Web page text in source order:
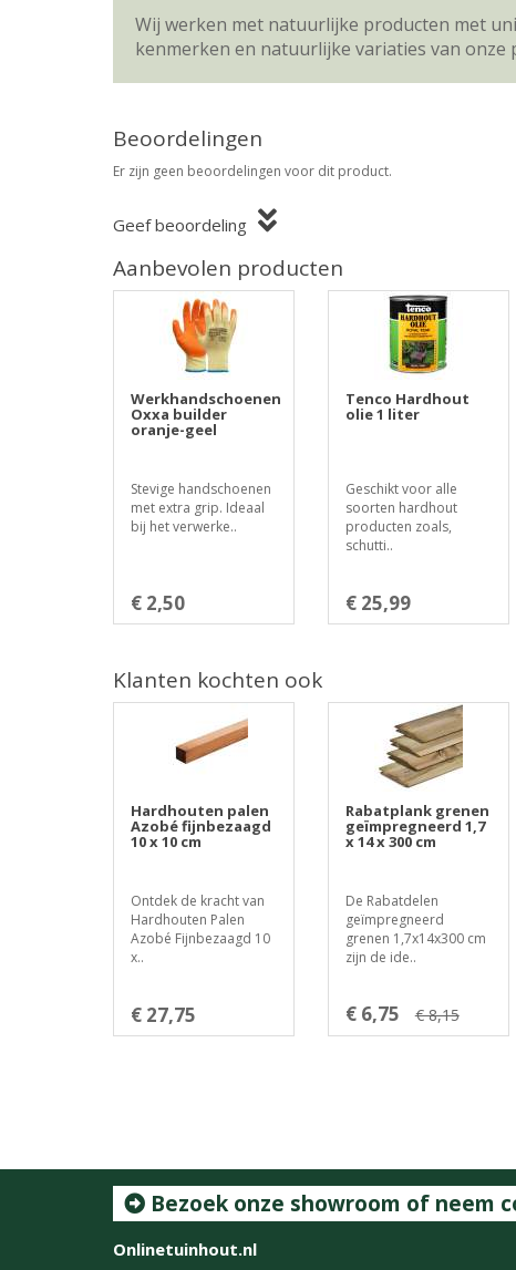
Wij werken met natuurlijke producten met
kenmerken en natuurlijke variaties van onze
Beoordelingen
Er zijn geen beoordelingen voor dit product.
Geef beoordeling
Aanbevolen producten
Werkhandschoenen
Oxxa builder
oranje-geel
Stevige handschoenen
met extra grip. Ideaal
bij het verwerke..
€ 2,50
Tenco Hardhout
olie 1 liter
Geschikt voor alle
soorten hardhout
producten zoals,
schutti..
€ 25,99
Klanten kochten ook
Hardhouten palen
Azobé fijnbezaagd
10 x 10 cm
Ontdek de kracht van
Hardhouten Palen
Azobé Fijnbezaagd 10
x..
€ 27,75
Rabatplank grenen
geïmpregneerd 1,7
x 14 x 300 cm
De Rabatdelen
geïmpregneerd
grenen 1,7x14x300 cm
zijn de ide..
€ 6,75 € 8,15
Bezoek onze showroom of neem
Onlinetuinhout.nl